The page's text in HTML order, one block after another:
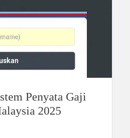
Penyata Gaji
2025